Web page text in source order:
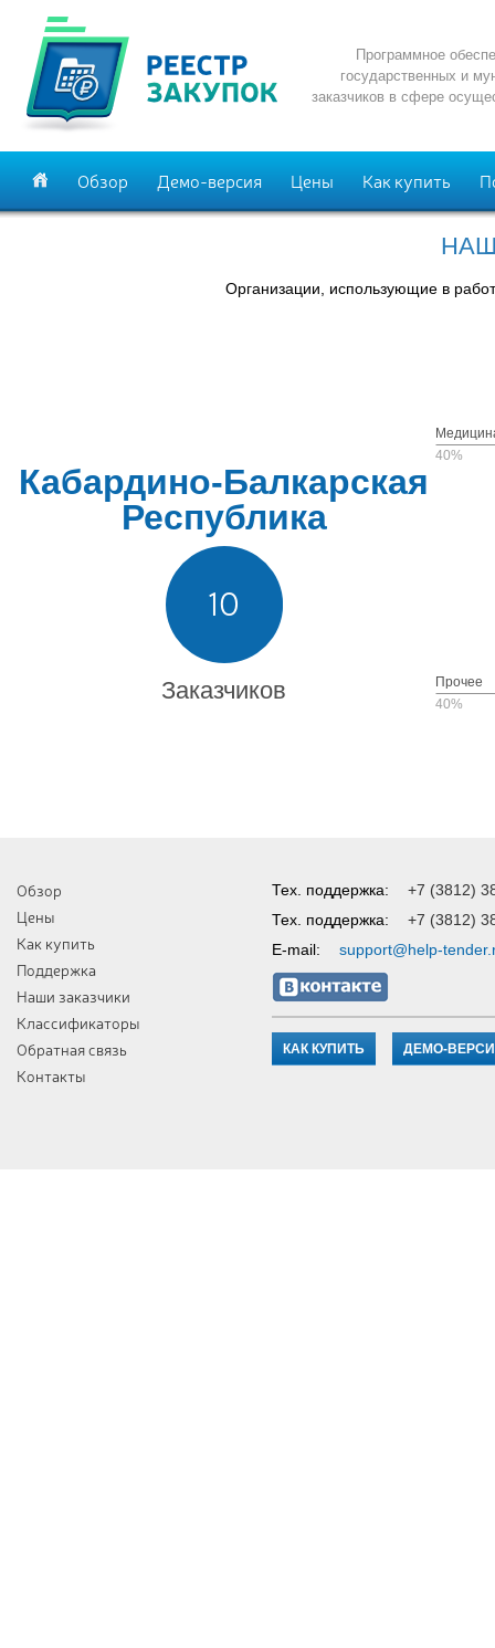
Программное
государственных и
заказчиков в сфере
Обзор Демо-версия Цены Как купить
Организации, использующие в
Кабардино-Балкарская
Республика
10
Заказчиков
40%
Прочее
40%
Обзор
Цены
Как купить
Поддержка
Наши заказчики
Классификаторы
Обратная связь
Контакты
Тех. поддержка:
+7 (3812)
Тех. поддержка:
+7 (3812)
E-mail:
support@help-
КАК КУПИТЬ ДЕМО-